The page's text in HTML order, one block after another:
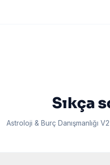
Sıkça
Astroloji & Burç Danışmanlığı